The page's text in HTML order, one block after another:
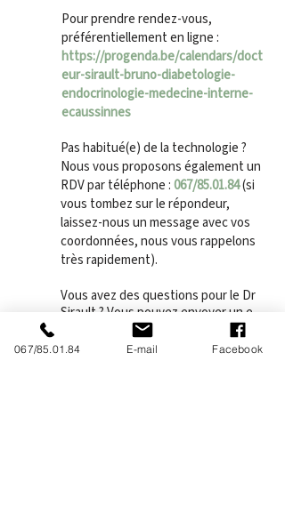
Pour prendre rendez-vous,
préférentiellement en ligne :
https://progenda.be/calendars/doct
eur-sirault-bruno-diabetologie-
endocrinologie-medecine-interne-
ecaussinnes
Pas habitué(e) de la technologie ?
Nous vous proposons également un
RDV par téléphone :067/85.01.84(si
vous tombez sur le répondeur,
laissez-nous un message avec vos
coordonnées, nous vous rappelons
très rapidement).
Vous avez des questions pour le Dr
Sirault ? Vous pouvez envoyer un e-
maisonmedicale7190@gmail.com
067/85.01.84 E-mail Facebook